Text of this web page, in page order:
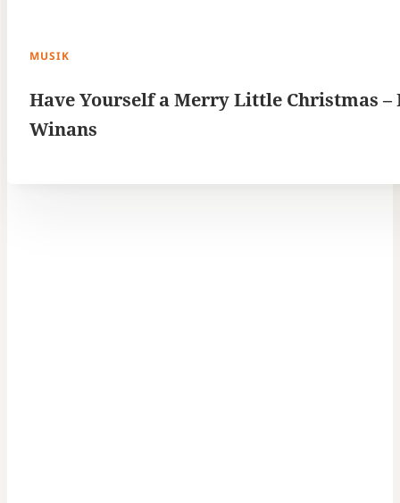
MUSIK
Have Yourself a Merry Little Christmas –
Winans